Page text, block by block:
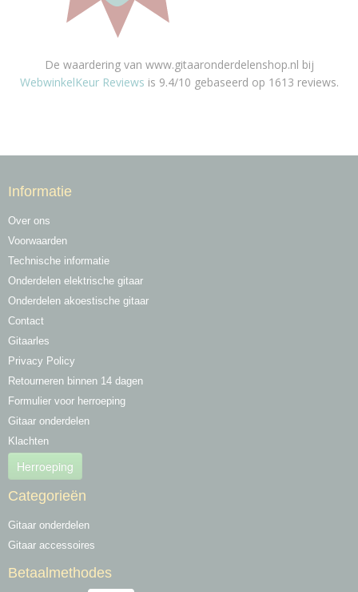
De waardering van www.gitaaronderdelenshop.nl bij
WebwinkelKeur Reviews is 9.4/10 gebaseerd op 1613 reviews.
Informatie
Over ons
Voorwaarden
Technische informatie
Onderdelen elektrische gitaar
Onderdelen akoestische gitaar
Contact
Gitaarles
Privacy Policy
Retourneren binnen 14 dagen
Formulier voor herroeping
Gitaar onderdelen
Klachten
Herroeping
Categorieën
Gitaar onderdelen
Gitaar accessoires
Betaalmethodes